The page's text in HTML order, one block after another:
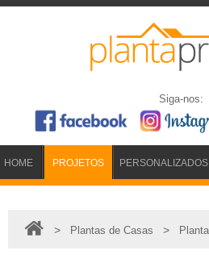
Siga-nos:
HOME PROJETOS PERSONALIZADOS
> Plantas de Casas >